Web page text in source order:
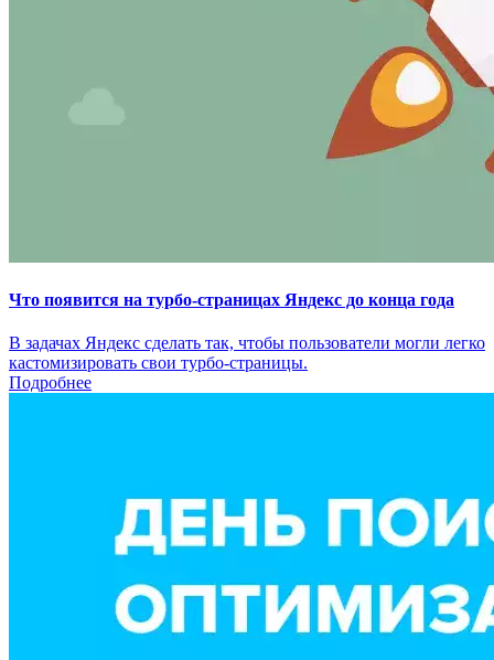
Что появится на турбо-страницах Яндекс до конца года
В задачах Яндекс сделать так, чтобы пользователи могли легко
кастомизировать свои турбо-страницы.
Подробнее